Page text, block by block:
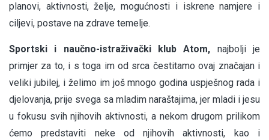
planovi, aktivnosti, želje, mogućnosti i iskrene namjere i
ciljevi, postave na zdrave temelje.
Sportski i naučno-istraživački klub Atom, najbolji je
primjer za to, i s toga im od srca čestitamo ovaj značajan i
veliki jubilej, i želimo im još mnogo godina uspješnog rada i
djelovanja, prije svega sa mladim naraštajima, jer mladi i jesu
u fokusu svih njihovih aktivnosti, a nekom drugom prilikom
ćemo predstaviti neke od njihovih aktivnosti, kao i